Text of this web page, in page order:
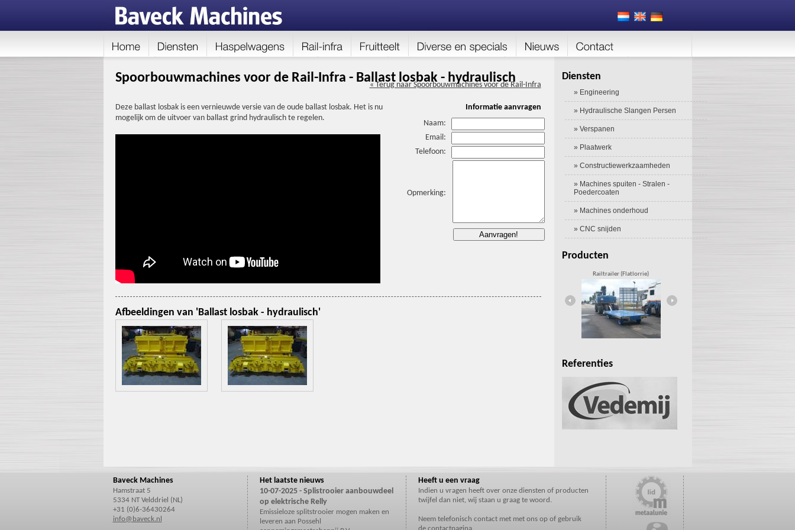
Spoorbouwmachines voor de Rail-Infra - Ballast losbak - hydraulisch
« Terug naar Spoorbouwmachines voor de Rail-Infra
Informatie aanvragen
Naam:
Email:
Telefoon:
Opmerking:
Deze ballast losbak is een vernieuwde versie van de oude ballast losbak. Het is nu
mogelijk om de uitvoer van ballast grind hydraulisch te regelen.
Afbeeldingen van 'Ballast losbak - hydraulisch'
Diensten
» Engineering
» Hydraulische Slangen Persen
» Verspanen
» Plaatwerk
» Constructiewerkzaamheden
» Machines spuiten - Stralen -
Poedercoaten
» Machines onderhoud
» CNC snijden
Producten
Railtrailer (Flatlorrie)
Referenties
Baveck Machines
Hamstraat 5
5334 NT Velddriel (NL)
+31 (0)6-36430264
info@baveck.nl
Het laatste nieuws
10-07-2025 - Splistrooier aanbouwdeel
op elektrische Relly
Emissieloze splitstrooier mogen maken en
leveren aan Possehl
Heeft u een vraag
Indien u vragen heeft over onze diensten of producten
twijfel dan niet, wij staan u graag te woord.
Neem telefonisch contact met met ons op of gebruik